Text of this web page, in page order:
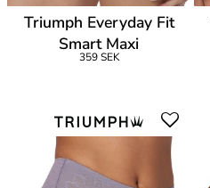
Triumph Everyday Fit
Smart Maxi
359 SEK